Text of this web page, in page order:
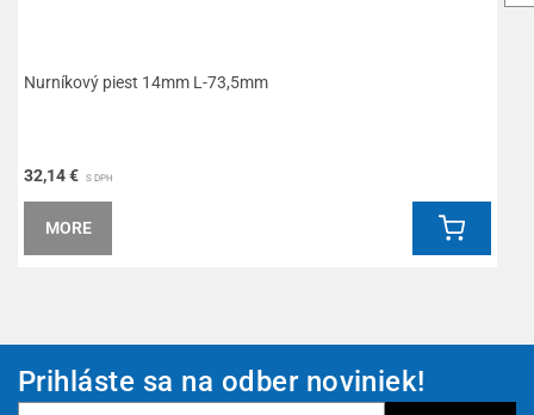
Nurníkový piest 14mm L-73,5mm
32,14 € S DPH
MORE
Prihláste sa na odber noviniek!